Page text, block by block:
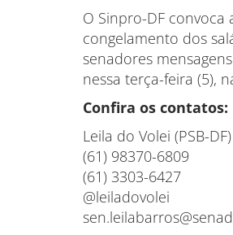
O Sinpro-DF
congelamento dos
senadores
nessa terça-feira (5),
Confira os contatos:
Leila do Volei (PSB-DF)
(61) 98370-6809
(61) 3303-6427
@leiladovolei